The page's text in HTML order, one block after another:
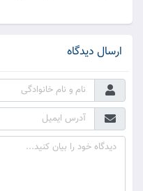
ارسال دیدگاه